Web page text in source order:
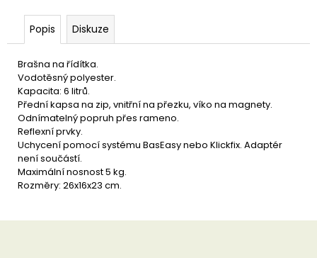
Popis Diskuze
Brašna na řídítka.
Vodotěsný polyester.
Kapacita: 6 litrů.
Přední kapsa na zip, vnitřní na přezku, víko na magnety.
Odnímatelný popruh přes rameno.
Reflexní prvky.
Uchycení pomocí systému BasEasy nebo Klickfix. Adaptér
není součástí.
Maximální nosnost 5 kg.
Rozměry: 26x16x23 cm.
j
e
m
e